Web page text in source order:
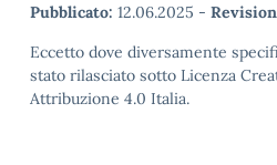
Pubblicato: 12.06.2025 -
Eccetto dove diversamente
stato rilasciato sotto Licenza
Attribuzione 4.0 Italia.